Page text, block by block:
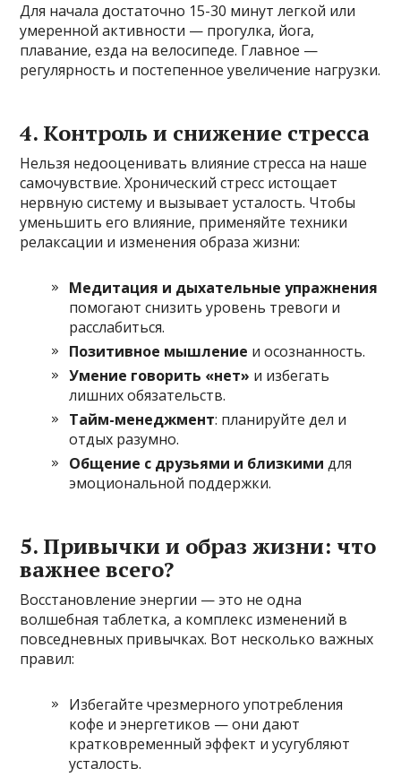
Для начала достаточно 15-30 минут легкой или
умеренной активности — прогулка, йога,
плавание, езда на велосипеде. Главное —
регулярность и постепенное увеличение нагрузки.
4. Контроль и снижение стресса
Нельзя недооценивать влияние стресса на наше
самочувствие. Хронический стресс истощает
нервную систему и вызывает усталость. Чтобы
уменьшить его влияние, применяйте техники
релаксации и изменения образа жизни:
Медитация и дыхательные упражнения
помогают снизить уровень тревоги и
расслабиться.
Позитивное мышление и осознанность.
Умение говорить «нет» и избегать
лишних обязательств.
Тайм-менеджмент: планируйте дел и
отдых разумно.
Общение с друзьями и близкими для
эмоциональной поддержки.
5. Привычки и образ жизни: что
важнее всего?
Восстановление энергии — это не одна
волшебная таблетка, а комплекс изменений в
повседневных привычках. Вот несколько важных
правил:
Избегайте чрезмерного употребления
кофе и энергетиков — они дают
кратковременный эффект и усугубляют
усталость.